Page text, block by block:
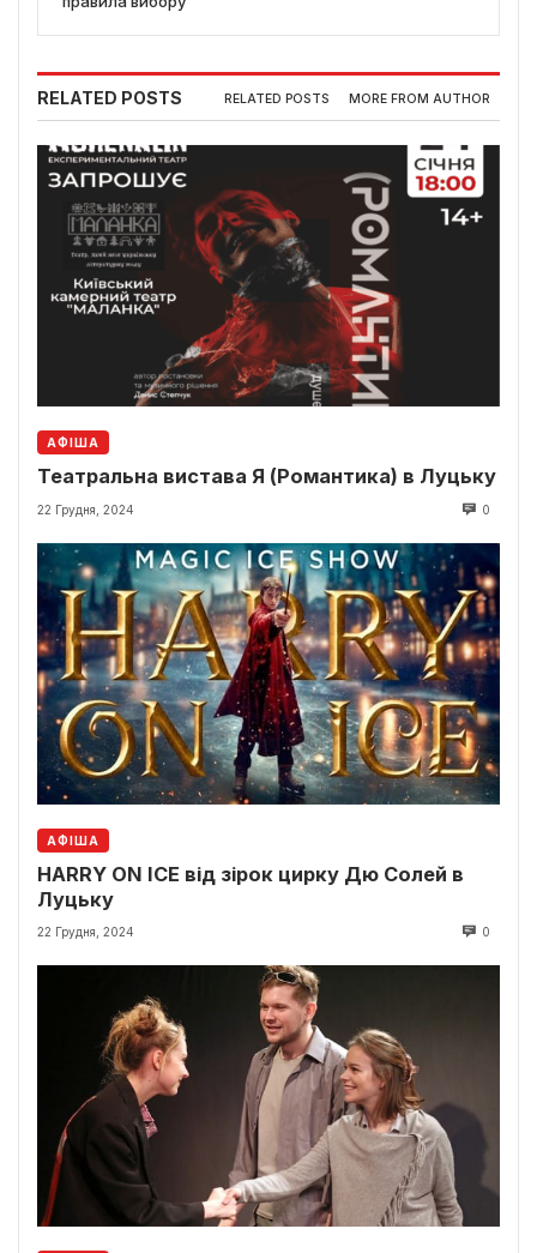
RELATED POSTS RELATED POSTS MORE FROM AUTHOR
АФІША
Театральна вистава Я (Романтика) в Луцьку
22 Грудня, 2024 0
АФІША
HARRY ON ICE від зірок цирку Дю Солей в
Луцьку
22 Грудня, 2024 0